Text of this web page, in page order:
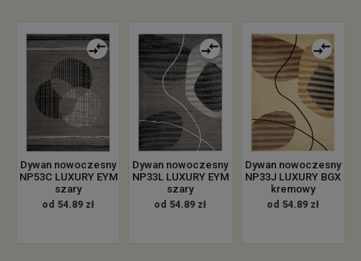
Dywan nowoczesny
NP53C LUXURY EYM
szary
od 54.89 zł
Dywan nowoczesny
NP33L LUXURY EYM
szary
od 54.89 zł
Dywan nowoczesny
NP33J LUXURY BGX
kremowy
od 54.89 zł